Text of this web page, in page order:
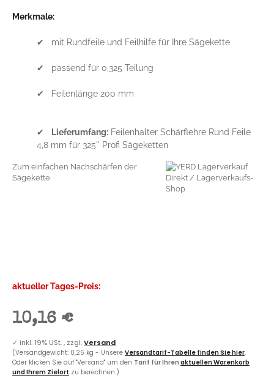
Merkmale:
✔ mit Rundfeile und Feilhilfe für Ihre Sägekette
✔ passend für 0,325 Teilung
✔ Feilenlänge 200 mm
✔ Lieferumfang: Feilenhalter Schärflehre Rund Feile
4,8 mm für 325'' Profi Sägeketten
Zum einfachen Nachschärfen der
Sägekette
aktueller Tages-Preis:
10,16 €
✓ inkl. 19% USt. , zzgl.Versand
(Versandgewicht: 0,25 kg - Unsere Versandtarif-Tabelle finden Sie hier.
Oder klicken Sie auf "Versand" um den Tarif für Ihren aktuellen Warenkorb
und Ihrem Zielort zu berechnen.)